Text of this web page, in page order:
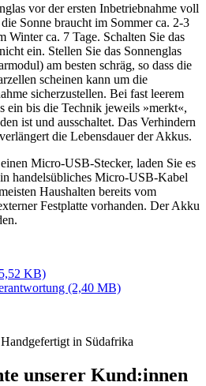
vor der ersten Inbetriebnahme voll
Sonne braucht im Sommer ca. 2-3
Winter ca. 7 Tage. Schalten Sie das
ein. Stellen Sie das Sonnenglas
am besten schräg, so dass die
scheinen kann um die
sicherzustellen. Bei fast leerem
ein bis die Technik jeweils »merkt«,
ist und ausschaltet. Das Verhindern
die Lebensdauer der Akkus.
Micro-USB-Stecker, laden Sie es
handelsübliches Micro-USB-Kabel
Haushalten bereits vom
Festplatte vorhanden. Der Akku
KB)
(2,40 MB)
in Südafrika
unserer Kund:innen